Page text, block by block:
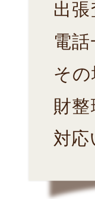
出
電
そ
財
対応